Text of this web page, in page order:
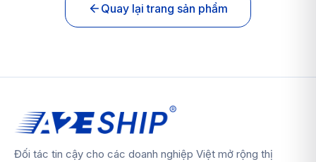
Quay lại trang sản phẩm
Đối tác tin cậy cho các doanh nghiệp Việt mở rộng thị